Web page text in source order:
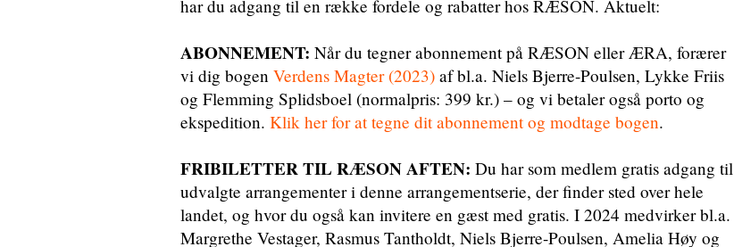
har du adgang til en række fordele og rabatter hos RÆSON. Aktuelt:
ABONNEMENT: Når du tegner abonnement på RÆSON eller ÆRA, forærer
vi dig bogen Verdens Magter (2023) af bl.a. Niels Bjerre-Poulsen, Lykke Friis
og Flemming Splidsboel (normalpris: 399 kr.) – og vi betaler også porto og
ekspedition. Klik her for at tegne dit abonnement og modtage bogen.
FRIBILETTER TIL RÆSON AFTEN: Du har som medlem gratis adgang til
udvalgte arrangementer i denne arrangementserie, der finder sted over hele
landet, og hvor du også kan invitere en gæst med gratis. I 2024 medvirker bl.a.
Margrethe Vestager, Rasmus Tantholdt, Niels Bjerre-Poulsen, Amelia Høy og